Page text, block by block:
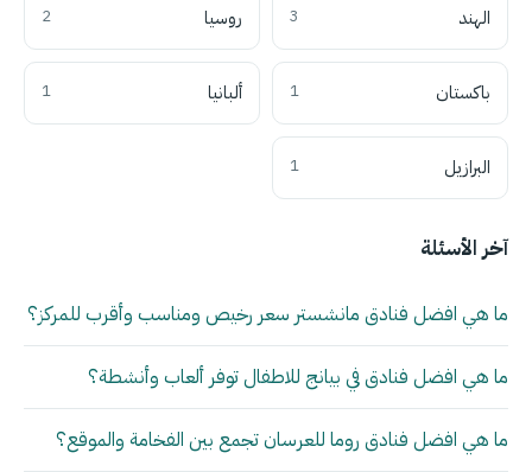
الهند 3 روسيا 2
باكستان 1 ألبانيا 1
البرازيل 1
آخر الأسئلة
ما هي افضل فنادق مانشستر سعر رخيص ومناسب وأقرب للمركز؟
ما هي افضل فنادق في بيانج للاطفال توفر ألعاب وأنشطة؟
ما هي افضل فنادق روما للعرسان تجمع بين الفخامة والموقع؟